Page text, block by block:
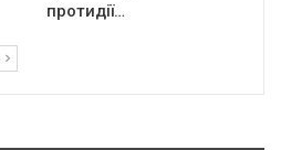
протидії…